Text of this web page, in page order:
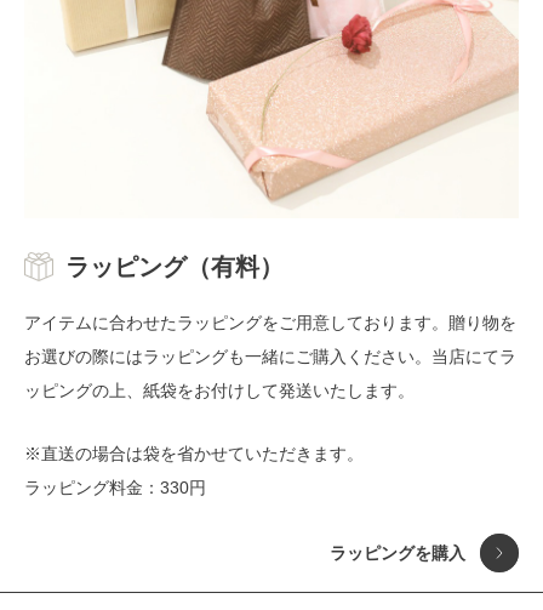
ラッピング（有料）
アイテムに合わせたラッピングをご用意しております。贈り物を
お選びの際にはラッピングも一緒にご購入ください。当店にてラ
ッピングの上、紙袋をお付けして発送いたします。
※直送の場合は袋を省かせていただきます。
ラッピング料金：330円
ラッピングを購入